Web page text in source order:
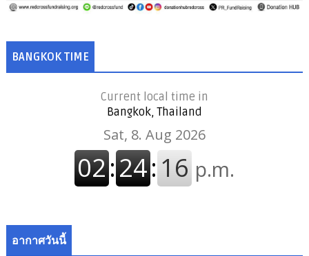
BANGKOK TIME
Current local time in
Bangkok, Thailand
อากาศวันนี้